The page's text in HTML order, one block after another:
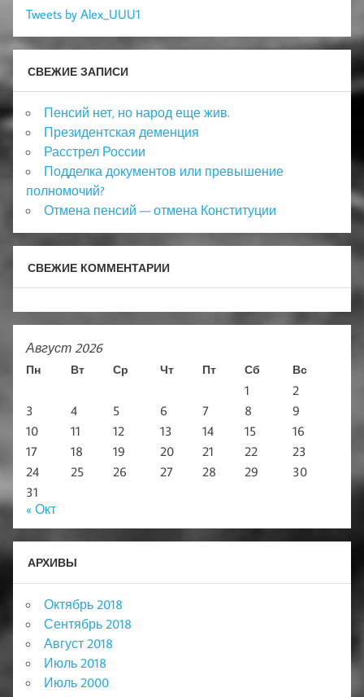
Tweets by Alex_UUU1
СВЕЖИЕ ЗАПИСИ
Пенсий нет, но народ еще жив.
Президентская деменция
Расстрел России
Подделка документов или превышение
полномочий?
Отмена пенсий — отмена Конституции
СВЕЖИЕ КОММЕНТАРИИ
Август 2026
Пн Вт Ср Чт Пт Сб Вс
1
2
3
4 5 6 7 8
9
10
11 12 13 14 15
16
17
18 19 20 21 22
23
24
25 26 27 28 29
30
31
« Окт
АРХИВЫ
Октябрь 2018
Сентябрь 2018
Август 2018
Июль 2018
Июль 2000